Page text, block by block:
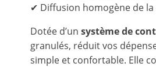
✔ Diffusion homogène de
Dotée d’un système de
granulés, réduit vos
simple et confortable. Elle